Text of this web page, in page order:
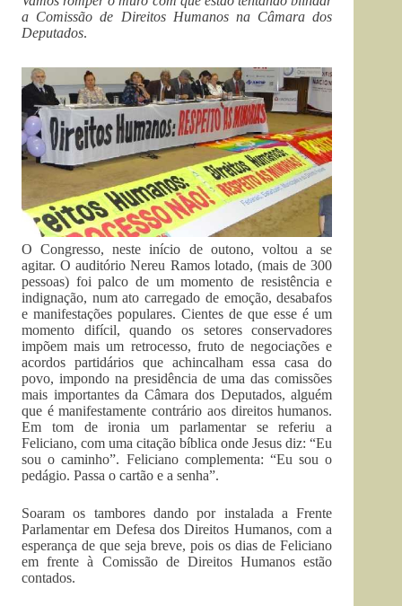
a Comissão de Direitos Humanos na Câmara dos
Deputados.
O Congresso, neste início de outono, voltou a se
agitar. O auditório Nereu Ramos lotado, (mais de 300
pessoas) foi palco de um momento de resistência e
indignação, num ato carregado de emoção, desabafos
e manifestações populares. Cientes de que esse é um
momento difícil, quando os setores conservadores
impõem mais um retrocesso, fruto de negociações e
acordos partidários que achincalham essa casa do
povo, impondo na presidência de uma das comissões
mais importantes da Câmara dos Deputados, alguém
que é manifestamente contrário aos direitos humanos.
Em tom de ironia um parlamentar se referiu a
Feliciano, com uma citação bíblica onde Jesus diz: “Eu
sou o caminho”. Feliciano complementa: “Eu sou o
pedágio. Passa o cartão e a senha”.
Soaram os tambores dando por instalada a Frente
Parlamentar em Defesa dos Direitos Humanos, com a
esperança de que seja breve, pois os dias de Feliciano
em frente à Comissão de Direitos Humanos estão
contados.